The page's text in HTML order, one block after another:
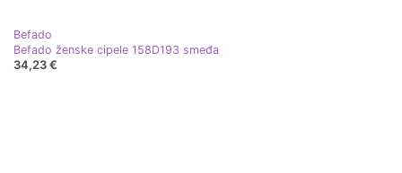
Befado
Befado ženske cipele 158D193 smeđa
34,23 €